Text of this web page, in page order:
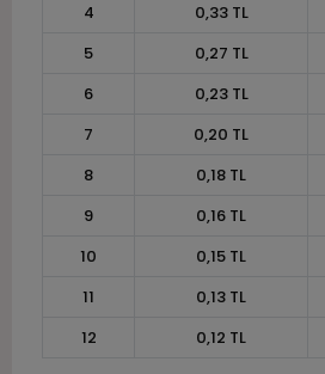
4
0,33 TL
5
0,27 TL
6
0,23 TL
7
0,20 TL
8
0,18 TL
9
0,16 TL
10
0,15 TL
11
0,13 TL
12
0,12 TL